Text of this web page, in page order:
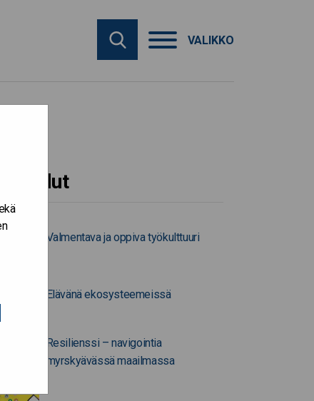
VALIKKO
Työkalut
Valmentava ja oppiva työkulttuuri
Elävänä ekosysteemeissä
Resilienssi – navigointia
myrskyävässä maailmassa